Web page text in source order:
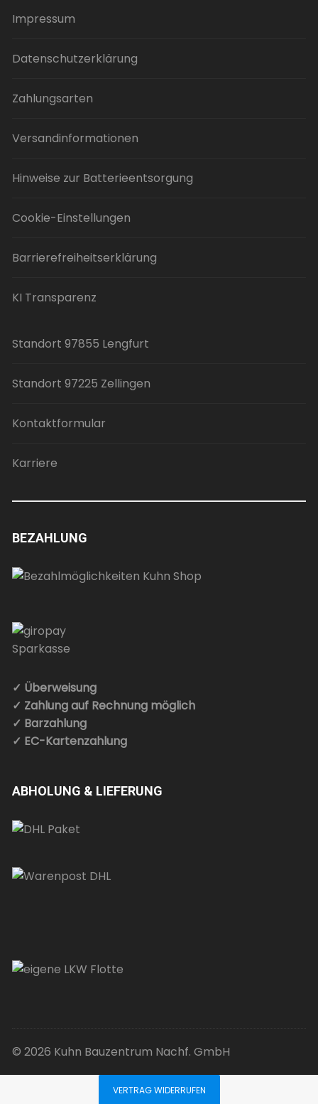
Impressum
Datenschutzerklärung
Zahlungsarten
Versandinformationen
Hinweise zur Batterieentsorgung
Cookie-Einstellungen
Barrierefreiheitserklärung
KI Transparenz
Standort 97855 Lengfurt
Standort 97225 Zellingen
Kontaktformular
Karriere
BEZAHLUNG
✓ Überweisung
✓ Zahlung auf Rechnung möglich
✓ Barzahlung
✓ EC-Kartenzahlung
ABHOLUNG & LIEFERUNG
© 2026 Kuhn Bauzentrum Nachf. GmbH
VERTRAG WIDERRUFEN